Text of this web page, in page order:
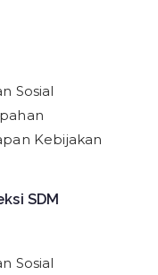
Sosial
Kebijakan
SDM
Sosial